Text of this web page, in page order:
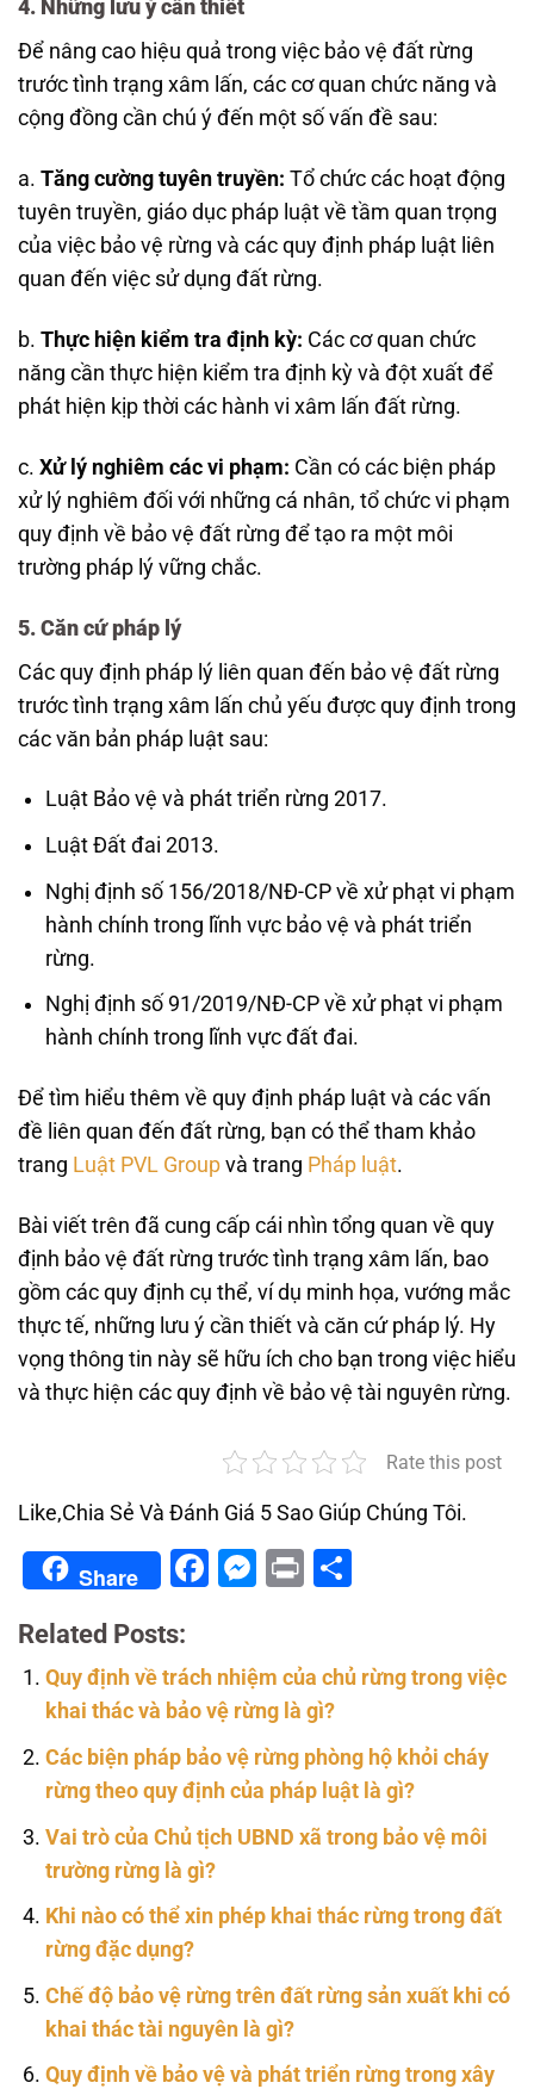
4. Những lưu ý cần thiết
Để nâng cao hiệu quả trong việc bảo vệ đất rừng
trước tình trạng xâm lấn, các cơ quan chức năng và
cộng đồng cần chú ý đến một số vấn đề sau:
a. Tăng cường tuyên truyền: Tổ chức các hoạt động
tuyên truyền, giáo dục pháp luật về tầm quan trọng
của việc bảo vệ rừng và các quy định pháp luật liên
quan đến việc sử dụng đất rừng.
b. Thực hiện kiểm tra định kỳ: Các cơ quan chức
năng cần thực hiện kiểm tra định kỳ và đột xuất để
phát hiện kịp thời các hành vi xâm lấn đất rừng.
c. Xử lý nghiêm các vi phạm: Cần có các biện pháp
xử lý nghiêm đối với những cá nhân, tổ chức vi phạm
quy định về bảo vệ đất rừng để tạo ra một môi
trường pháp lý vững chắc.
5. Căn cứ pháp lý
Các quy định pháp lý liên quan đến bảo vệ đất rừng
trước tình trạng xâm lấn chủ yếu được quy định trong
các văn bản pháp luật sau:
Luật Bảo vệ và phát triển rừng 2017.
Luật Đất đai 2013.
Nghị định số 156/2018/NĐ-CP về xử phạt vi phạm
hành chính trong lĩnh vực bảo vệ và phát triển
rừng.
Nghị định số 91/2019/NĐ-CP về xử phạt vi phạm
hành chính trong lĩnh vực đất đai.
Để tìm hiểu thêm về quy định pháp luật và các vấn
đề liên quan đến đất rừng, bạn có thể tham khảo
trang Luật PVL Group và trang Pháp luật.
Bài viết trên đã cung cấp cái nhìn tổng quan về quy
định bảo vệ đất rừng trước tình trạng xâm lấn, bao
gồm các quy định cụ thể, ví dụ minh họa, vướng mắc
thực tế, những lưu ý cần thiết và căn cứ pháp lý. Hy
vọng thông tin này sẽ hữu ích cho bạn trong việc hiểu
và thực hiện các quy định về bảo vệ tài nguyên rừng.
Rate this post
Like,Chia Sẻ Và Đánh Giá 5 Sao Giúp Chúng Tôi.
Share Facebook
Messenger
Print
Related Posts:
Quy định về trách nhiệm của chủ rừng trong việc
khai thác và bảo vệ rừng là gì?
Các biện pháp bảo vệ rừng phòng hộ khỏi cháy
rừng theo quy định của pháp luật là gì?
Vai trò của Chủ tịch UBND xã trong bảo vệ môi
trường rừng là gì?
Khi nào có thể xin phép khai thác rừng trong đất
rừng đặc dụng?
Chế độ bảo vệ rừng trên đất rừng sản xuất khi có
khai thác tài nguyên là gì?
Quy định về bảo vệ và phát triển rừng trong xây